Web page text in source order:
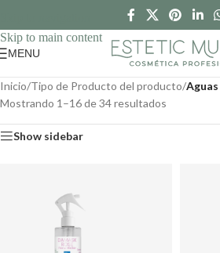
Skip to main content
MENU
Inicio/Tipo de Producto del producto/
Mostrando 1–16 de 34 resultados
Show sidebar